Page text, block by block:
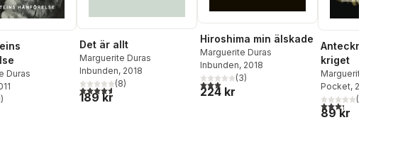
Duras
Totalt antal röster:
)
Det är allt
Marguerite Duras
Inbunden, 2018
4,6utav 5 stjärnor. Totalt antal röster:
(8)
189 kr
Hiroshima min älskade
Marguerite Duras
Inbunden, 2018
3,0utav 5 stjärnor. Totalt antal röster:
(3)
224 kr
Anteckningar
kriget
Marguerite Duras
Pocket, 2020
3,3utav 5(
89 kr